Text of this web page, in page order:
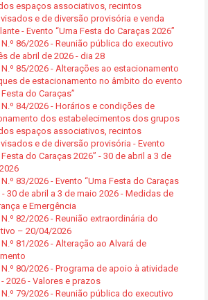
espaços associativos, recintos
e de diversão provisória e venda
- Evento “Uma Festa do Caraças 2026”
86/2026 - Reunião pública do executivo
de abril de 2026 - dia 28
85/2026 - Alterações ao estacionamento
de estacionamento no âmbito do evento
Festa do Caraças”
84/2026 - Horários e condições de
dos estabelecimentos dos grupos
espaços associativos, recintos
e de diversão provisória - Evento
Festa do Caraças 2026” - 30 de abril a 3 de
83/2026 - Evento “Uma Festa do Caraças
- 30 de abril a 3 de maio 2026 - Medidas de
e Emergência
82/2026 - Reunião extraordinária do
– 20/04/2026
81/2026 - Alteração ao Alvará de
80/2026 - Programa de apoio à atividade
2026 - Valores e prazos
79/2026 - Reunião pública do executivo